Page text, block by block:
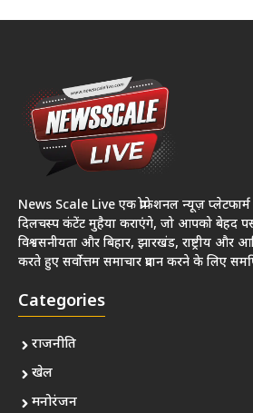
News Scale Live एक प्रोफेशनल न्यूज़
दिलचस्प कंटेंट मुहैया कराएंगे, जो आपको बेहद
विश्वसनीयता और बिहार, झारखंड, राष्ट्रीय और
करते हुए सर्वोत्तम समाचार प्रदान करने के लिए
Categories
राजनीति
खेल
मनोरंजन